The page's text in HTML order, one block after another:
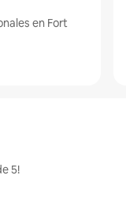
en Fort
5!